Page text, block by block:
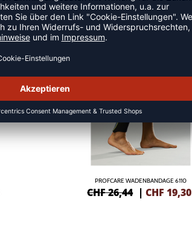
-27%
PROFCARE WADENBANDAGE 6110
CHF 26,44 |CHF 19,30